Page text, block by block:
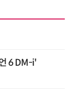
6 DM-i'